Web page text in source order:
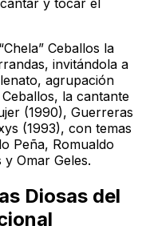
y tocar el
Ceballos la
invitándola a
agrupación
la cantante
(1990), Guerreras
(1993), con temas
Peña, Romualdo
Omar Geles.
Diosas del